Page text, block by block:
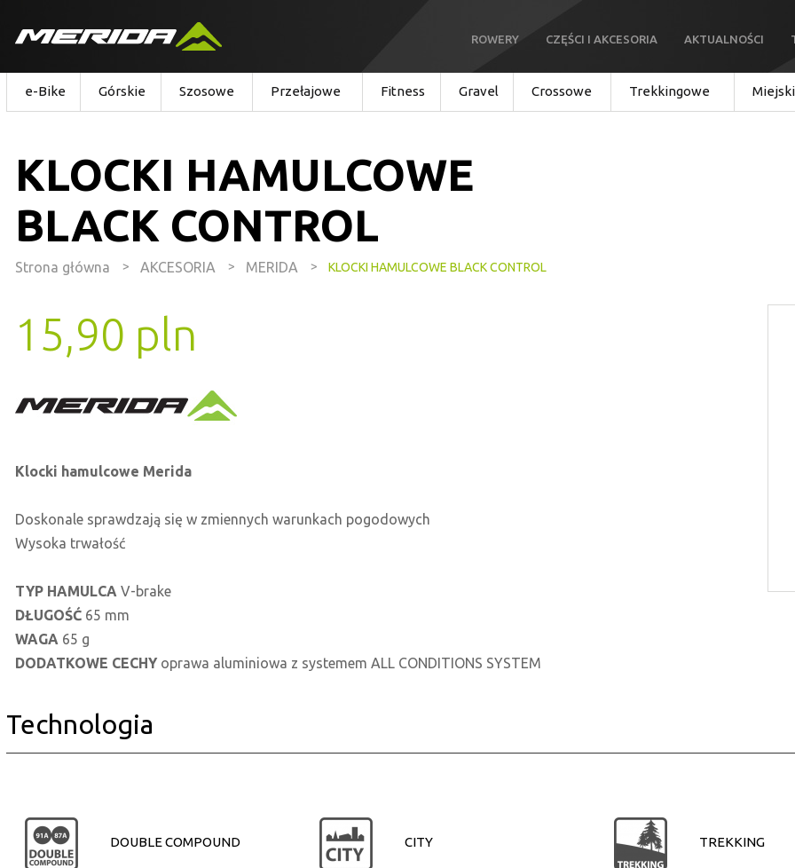
ROWERY CZĘŚCI I AKCESORIA AKTUALNOŚCI
e-Bike Górskie Szosowe Przełajowe Fitness Gravel Crossowe Trekkingowe
KLOCKI HAMULCOWE
BLACK CONTROL
Strona główna > AKCESORIA > MERIDA > KLOCKI HAMULCOWE BLACK CONTROL
15,90 pln
Klocki hamulcowe Merida
Doskonale sprawdzają się w zmiennych warunkach pogodowych
Wysoka trwałość
TYP HAMULCA V-brake
DŁUGOŚĆ 65 mm
WAGA 65 g
DODATKOWE CECHY oprawa aluminiowa z systemem ALL CONDITIONS SYSTEM
Technologia
DOUBLE COMPOUND CITY TREKKING